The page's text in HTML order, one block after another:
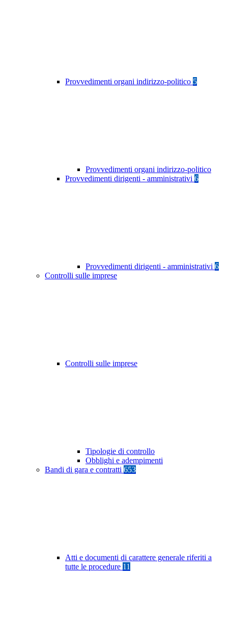
Provvedimenti organi indirizzo-politico 5
Provvedimenti organi indirizzo-politico
Provvedimenti dirigenti - amministrativi 6
Provvedimenti dirigenti - amministrativi 6
Controlli sulle imprese
Controlli sulle imprese
Tipologie di controllo
Obblighi e adempimenti
Bandi di gara e contratti 653
Atti e documenti di carattere generale riferiti a
tutte le procedure 11